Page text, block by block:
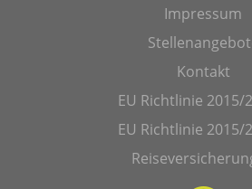
Impressum
Kontakt
EU Richtlinie 2015/
EU Richtlinie 2015/